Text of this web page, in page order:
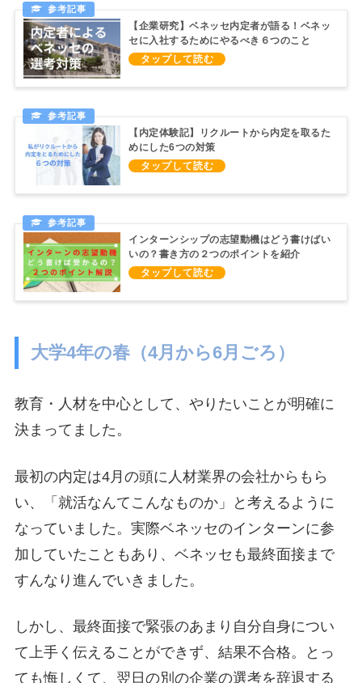
【企業研究】ベネッセ内定者が語る！ベネッ
セに入社するためにやるべき６つのこと
【内定体験記】リクルートから内定を取るた
めにした6つの対策
インターンシップの志望動機はどう書けばい
いの？書き方の２つのポイントを紹介
大学4年の春（4月から6月ごろ）
教育・人材を中心として、やりたいことが明確に
決まってました。
最初の内定は4月の頭に人材業界の会社からもら
い、「就活なんてこんなものか」と考えるように
なっていました。実際ベネッセのインターンに参
加していたこともあり、ベネッセも最終面接まで
すんなり進んでいきました。
しかし、最終面接で緊張のあまり自分自身につい
て上手く伝えることができず、結果不合格。とっ
ても悔しくて、翌日の別の企業の選考を辞退する